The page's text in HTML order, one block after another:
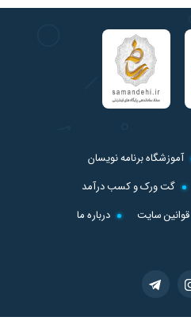
آموزشگاه برنامه نویسان
گت ورک و کسب درآمد
قوانین سایت
درباره ما